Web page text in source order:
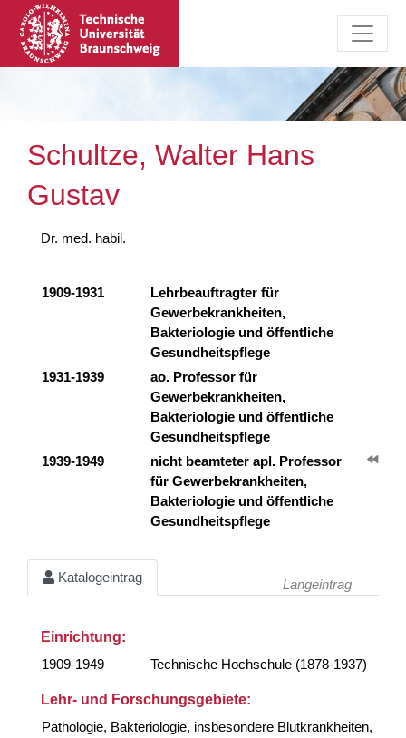
Schultze, Walter Hans
Gustav
Dr. med. habil.
1909-1931
Lehrbeauftragter für
Gewerbekrankheiten,
Bakteriologie und öffentliche
Gesundheitspflege
1931-1939
ao. Professor für
Gewerbekrankheiten,
Bakteriologie und öffentliche
Gesundheitspflege
1939-1949
nicht beamteter apl. Professor
für Gewerbekrankheiten,
Bakteriologie und öffentliche
Gesundheitspflege
Katalogeintrag Langeintrag
Einrichtung:
1909-1949
Technische Hochschule (1878-1937)
Lehr- und Forschungsgebiete:
Pathologie, Bakteriologie, insbesondere Blutkrankheiten,